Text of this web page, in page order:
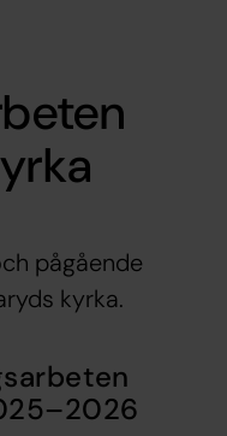
pågående
kyrka.